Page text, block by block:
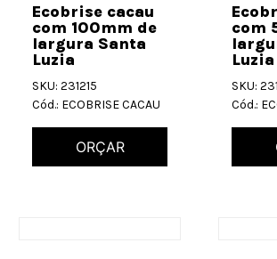
Ecobrise cacau
com 100mm de
largura Santa
Luzia
SKU: 231215
Cód.: ECOBRISE CACAU
ORÇAR
com
Luzia
SKU:
Cód.: